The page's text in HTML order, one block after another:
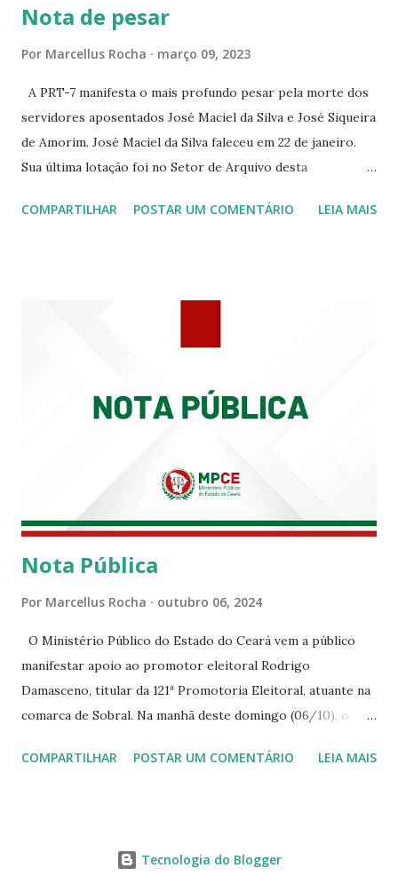
☆CINE VIP CLUBE RUA 24 DE MAIO 825 ☆CINE ECLIPSE
Nota de pesar
Por Marcellus Rocha março 09, 2023
A PRT-7 manifesta o mais profundo pesar pela morte dos
servidores aposentados José Maciel da Silva e José Siqueira
de Amorim. José Maciel da Silva faleceu em 22 de janeiro.
Sua última lotação foi no Setor de Arquivo desta
Siqueira Amorim faleceu em 28 de fevereiro e encerrou a
COMPARTILHAR POSTAR UM COMENTÁRIO LEIA MAIS
Nota Pública
Por Marcellus Rocha outubro 06, 2024
O Ministério Público do Estado do Ceará vem a público
manifestar apoio ao promotor eleitoral Rodrigo
Damasceno, titular da 121ª Promotoria Eleitoral, atuante na
comarca de Sobral. Na manhã deste domingo (06/10), o
integrava um grupo de apoiadores de um candidato a
conduta. Além disso, o referido deputado desrespeitou um
COMPARTILHAR POSTAR UM COMENTÁRIO LEIA MAIS
Tecnologia do Blogger